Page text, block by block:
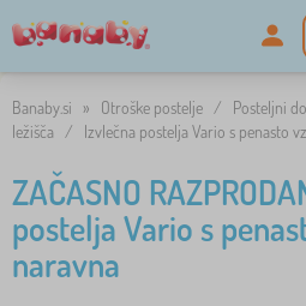
Banaby.si » Otroške postelje / Posteljni
ležišča
/ Izvlečna postelja Vario s penasto
ZAČASNO
postelja Vario s
naravna